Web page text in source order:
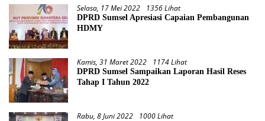
Selasa, 17 Mei 2022 1356 Lihat
DPRD Sumsel Apresiasi Capaian Pembangunan
HDMY
Kamis, 31 Maret 2022 1174 Lihat
DPRD Sumsel Sampaikan Laporan Hasil Reses
Tahap I Tahun 2022
Rabu, 8 Juni 2022 1000 Lihat